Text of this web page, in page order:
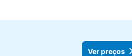
Ver preços